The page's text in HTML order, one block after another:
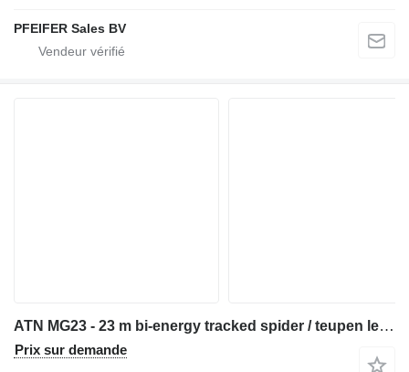
PFEIFER Sales BV
ATN MG23 - 23 m bi-energy tracked spider / teupen leo 23 cmc platfor
Prix sur demande